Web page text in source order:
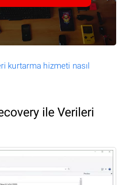
kurtarma hizmeti nasıl
ile Verileri